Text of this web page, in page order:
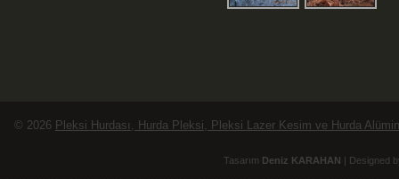
© 2026 Pleksi Hurdası, Hurda Pleksi, Pleksi Lazer Kesim ve Hurda
Tasarım Deniz KARAHAN | Designed